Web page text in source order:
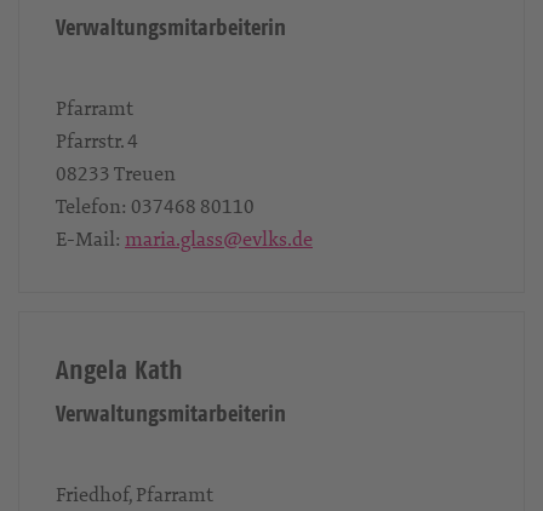
Verwaltungsmitarbeiterin
Pfarramt
Pfarrstr. 4
08233Treuen
Telefon: 037468 80110
E-Mail: maria.glass@evlks.de
Angela Kath
Verwaltungsmitarbeiterin
Friedhof, Pfarramt